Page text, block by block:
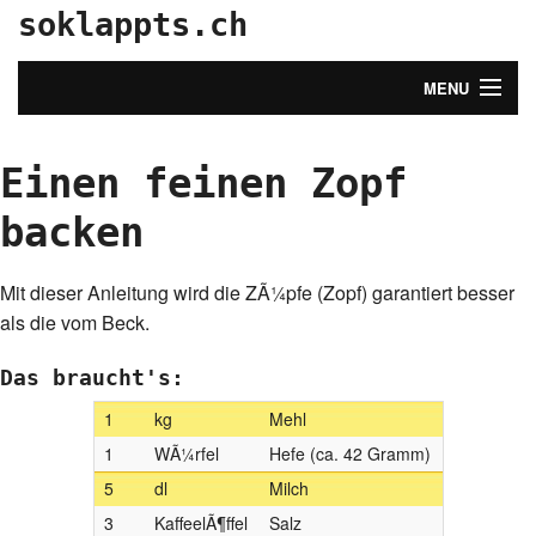
soklappts.ch
MENU
Alle Beiträge
Einen feinen Zopf
backen
Mit dieser Anleitung wird die ZÃ¼pfe (Zopf) garantiert besser
als die vom Beck.
Das braucht's:
1 kg
Mehl
1
WÃ¼rfel
Hefe (ca. 42 Gramm)
5
dl
Milch
3
KaffeelÃ¶ffel Salz